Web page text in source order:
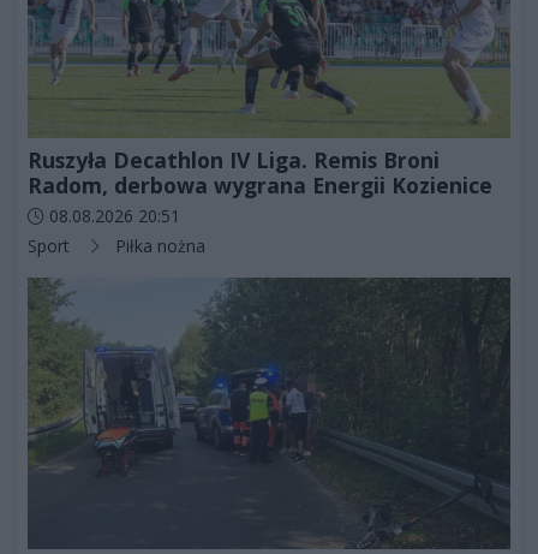
Ruszyła Decathlon IV Liga. Remis Broni
Radom, derbowa wygrana Energii Kozienice
Data dodania artykułu:
08.08.2026 20:51
Kategorie artykułu:
Sport Piłka nożna